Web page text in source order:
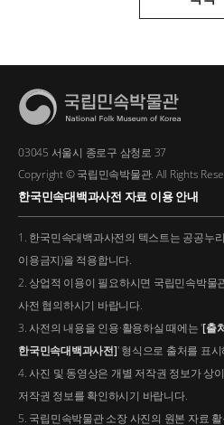
03045 서울시 종로구 삼청로 37
Copyright © 국립민속박물관. All Rights
한국민속대백과사전 자료 이용 안내
1. 한국민속대백과사전의 텍스트는 공공누
이용금지)을 적용합니다.
2. 상업적 이용이 필요하시면 국립민속박물
사전 협의하시기 바랍니다.
3. 사전의 내용을 인용·활용하실 때에는 '[출
한국민속대백과사전]' 형식으로 출처를 표
4. 사진 및 동영상은 개별 저작권 정보가 상
저작권 정보를 확인하시기 바랍니다.
5. 국립민속박물관 소장 사진의 원본 자료